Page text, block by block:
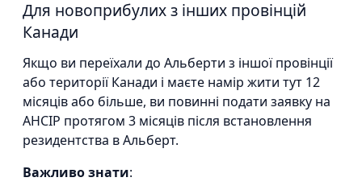
Для новоприбулих з інших провінцій
Канади
Якщо ви переїхали до Альберти з іншої провінції
або території Канади і маєте намір жити тут 12
місяців або більше, ви повинні подати заявку на
AHCIP протягом 3 місяців після встановлення
резидентства в Альберт.
Важливо знати: